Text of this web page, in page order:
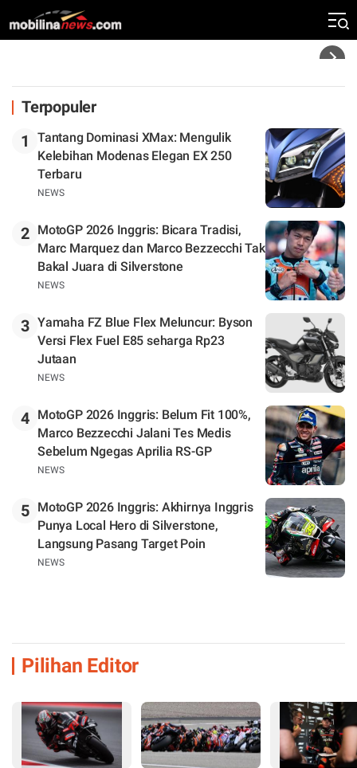
Rekor Kecepatan Silverstone!
Terpopuler
1
Tantang Dominasi XMax: Mengulik
Kelebihan Modenas Elegan EX 250
Terbaru
NEWS
2
MotoGP 2026 Inggris: Bicara Tradisi,
Marc Marquez dan Marco Bezzecchi Tak
Bakal Juara di Silverstone
NEWS
3 Yamaha FZ Blue Flex Meluncur: Byson
Versi Flex Fuel E85 seharga Rp23
Jutaan
NEWS
4
MotoGP 2026 Inggris: Belum Fit 100%,
Marco Bezzecchi Jalani Tes Medis
Sebelum Ngegas Aprilia RS-GP
NEWS
5
MotoGP 2026 Inggris: Akhirnya Inggris
Punya Local Hero di Silverstone,
Langsung Pasang Target Poin
NEWS
Pilihan Editor